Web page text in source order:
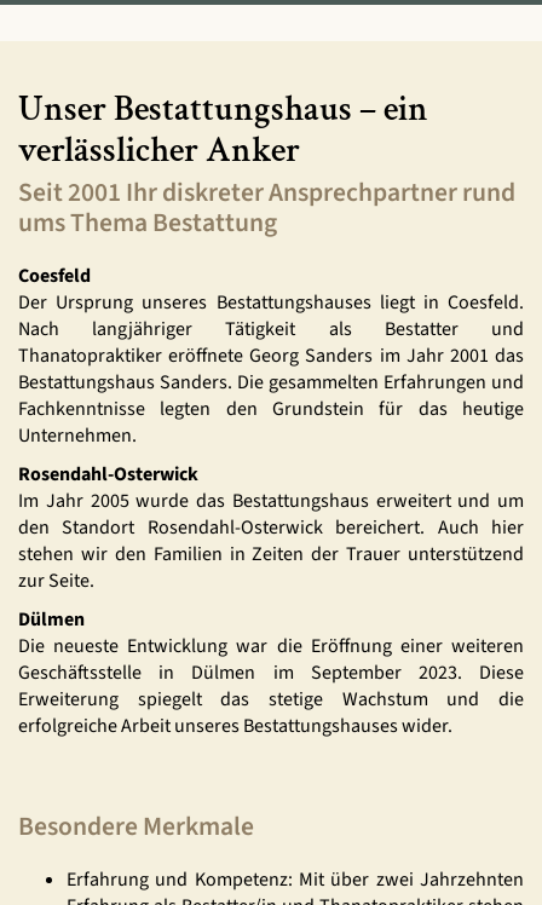
Unser Bestattungshaus – ein
verlässlicher Anker
Seit 2001 Ihr diskreter Ansprechpartner rund
ums Thema Bestattung
Coesfeld
Der Ursprung unseres Bestattungshauses liegt in Coesfeld.
Nach langjähriger Tätigkeit als Bestatter und
Thanatopraktiker eröffnete Georg Sanders im Jahr 2001 das
Bestattungshaus Sanders. Die gesammelten Erfahrungen und
Fachkenntnisse legten den Grundstein für das heutige
Unternehmen.
Rosendahl-Osterwick
Im Jahr 2005 wurde das Bestattungshaus erweitert und um
den Standort Rosendahl-Osterwick bereichert. Auch hier
stehen wir den Familien in Zeiten der Trauer unterstützend
zur Seite.
Dülmen
Die neueste Entwicklung war die Eröffnung einer weiteren
Geschäftsstelle in Dülmen im September 2023. Diese
Erweiterung spiegelt das stetige Wachstum und die
erfolgreiche Arbeit unseres Bestattungshauses wider.
Besondere Merkmale
Erfahrung und Kompetenz: Mit über zwei Jahrzehnten